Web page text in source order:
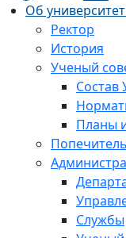
Об
Ректор
История
Ученый
Состав
Планы
Службы